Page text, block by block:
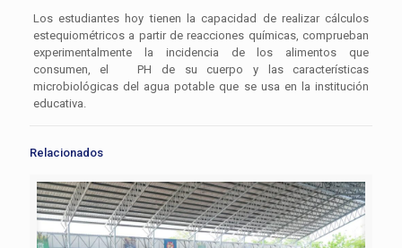
Los estudiantes hoy tienen la capacidad de realizar cálculos
estequiométricos a partir de reacciones químicas, comprueban
experimentalmente la incidencia de los alimentos que
consumen, el PH de su cuerpo y las características
microbiológicas del agua potable que se usa en la institución
educativa.
Relacionados